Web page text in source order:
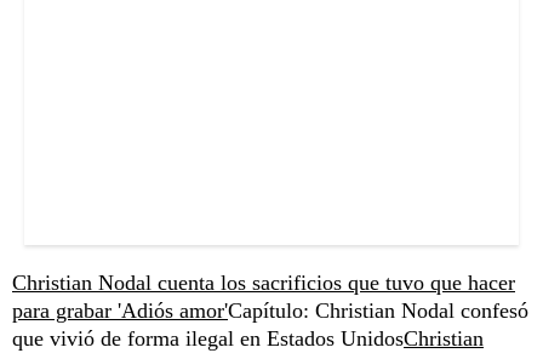
Christian Nodal cuenta los sacrificios que tuvo que hacer
para grabar 'Adiós amor'Capítulo: Christian Nodal confesó
que vivió de forma ilegal en Estados UnidosChristian